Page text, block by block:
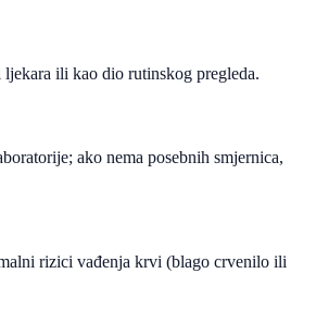
ljekara ili kao dio rutinskog pregleda.
ako nema posebnih smjernica,
rizici vađenja krvi (blago crvenilo ili